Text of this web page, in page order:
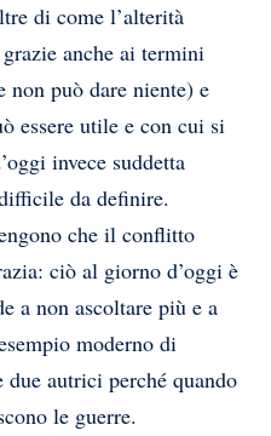
di come l’alterità
anche ai termini
non può dare niente) e
essere utile e con cui si
invece suddetta
da definire.
che il conflitto
ciò al giorno d’oggi è
a non ascoltare più e a
moderno di
autrici perché quando
le guerre.